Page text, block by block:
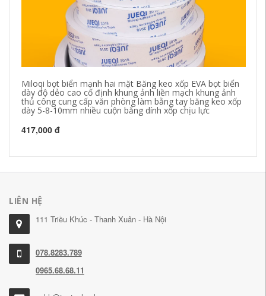
Miloqi bọt biển mạnh hai mặt Băng keo xốp EVA bọt biển
dày độ dẻo cao cố định khung ảnh liền mạch khung ảnh
thủ công cung cấp văn phòng làm bằng tay băng keo xốp
dày 5-8-10mm nhiều cuộn băng dính xốp chịu lực
417,000 đ
LIÊN HỆ
111 Triều Khúc - Thanh Xuân - Hà Nội
078.8283.789
0965.68.68.11